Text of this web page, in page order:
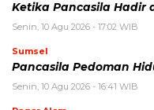
Ketika Pancasila Hadir
Senin, 10 Agu 2026 - 17:02 WIB
Sumsel
Pancasila Pedoman
Senin, 10 Agu 2026 - 16:41 WIB